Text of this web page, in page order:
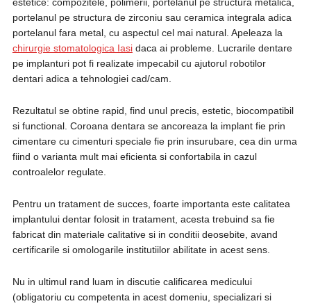
portelanul pe structura de zirconiu sau ceramica integrala adica
portelanul fara metal, cu aspectul cel mai natural. Apeleaza la
chirurgie stomatologica Iasidaca ai probleme. Lucrarile dentare
pe implanturi pot fi realizate impecabil cu ajutorul robotilor
dentari adica a tehnologiei cad/cam.
Rezultatul se obtine rapid, find unul precis, estetic, biocompatibil
si functional. Coroana dentara se ancoreaza la implant fie prin
cimentare cu cimenturi speciale fie prin insurubare, cea din urma
fiind o varianta mult mai eficienta si confortabila in cazul
controalelor regulate.
Pentru un tratament de succes, foarte importanta este calitatea
implantului dentar folosit in tratament, acesta trebuind sa fie
fabricat din materiale calitative si in conditii deosebite, avand
certificarile si omologarile institutiilor abilitate in acest sens.
Nu in ultimul rand luam in discutie calificarea medicului
(obligatoriu cu competenta in acest domeniu, specializari si